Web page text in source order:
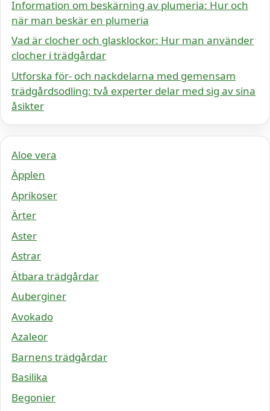
Information om beskärning av plumeria: Hur och
när man beskär en plumeria
Vad är clocher och glasklockor: Hur man använder
clocher i trädgårdar
Utforska för- och nackdelarna med gemensam
trädgårdsodling: två experter delar med sig av sina
åsikter
Aloe vera
Äpplen
Aprikoser
Ärter
Aster
Astrar
Ätbara trädgårdar
Auberginer
Avokado
Azaleor
Barnens trädgårdar
Basilika
Begonier